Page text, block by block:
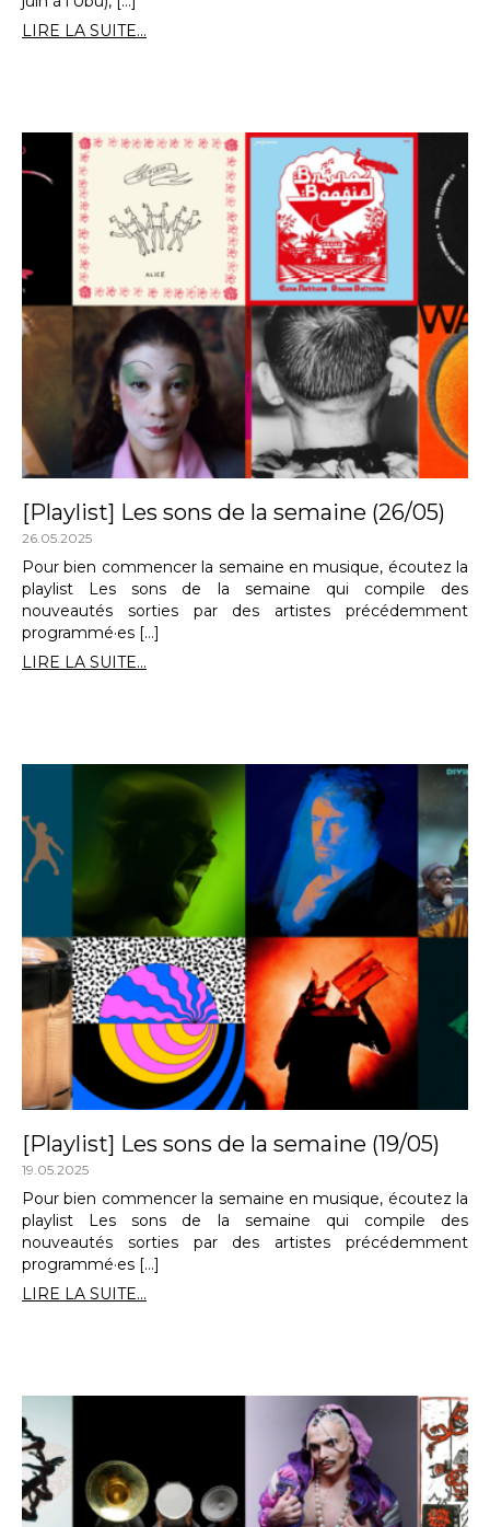
LIRE LA SUITE...
[Playlist] Les sons de la semaine (26/05)
26.05.2025
Pour bien commencer la semaine en musique, écoutez la
playlist Les sons de la semaine qui compile des
nouveautés sorties par des artistes précédemment
programmé·es […]
LIRE LA SUITE...
[Playlist] Les sons de la semaine (19/05)
19.05.2025
Pour bien commencer la semaine en musique, écoutez la
playlist Les sons de la semaine qui compile des
nouveautés sorties par des artistes précédemment
programmé·es […]
LIRE LA SUITE...